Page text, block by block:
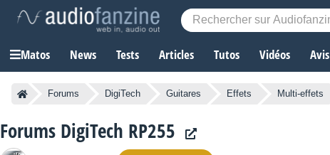
Matos News Tests Articles Tutos Vidéos Avis
Forums DigiTech Guitares Effets Multi-effets
Forums DigiTech RP255